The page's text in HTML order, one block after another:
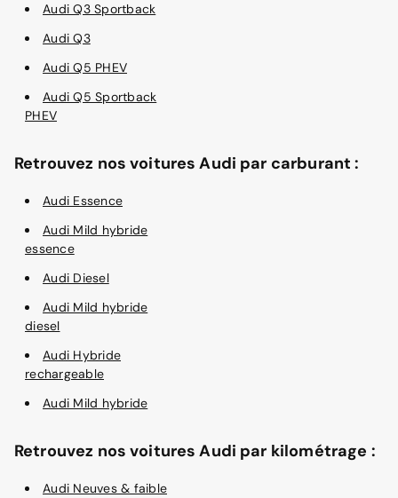
Audi Q3 Sportback
Audi Q3
Audi Q5 PHEV
Audi Q5 Sportback
PHEV
Retrouvez nos voitures Audi par carburant :
Audi Essence
Audi Mild hybride
essence
Audi Diesel
Audi Mild hybride
diesel
Audi Hybride
rechargeable
Audi Mild hybride
Retrouvez nos voitures Audi par kilométrage :
Audi Neuves & faible